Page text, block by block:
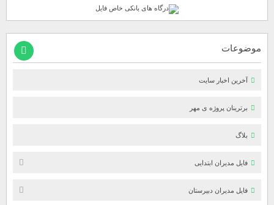
موضوعات
آخرین اخبار سایت
برترینان پروژه ی مهر
بلاگ
فایل مدیران ابتدایی
فایل مدیران دبیرستان